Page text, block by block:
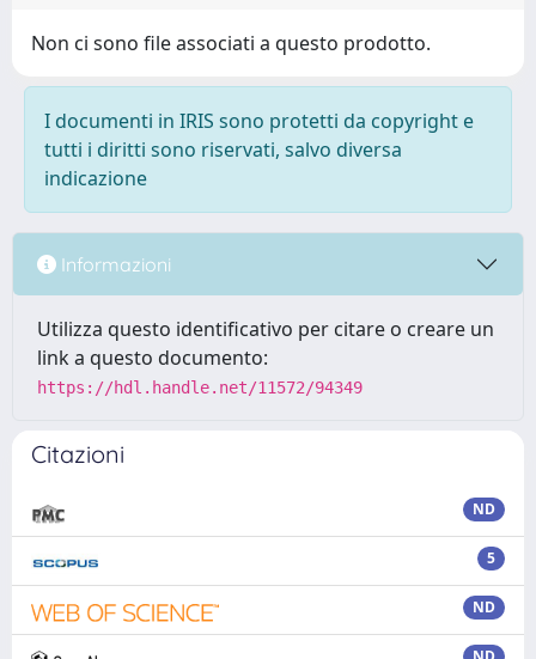
Non ci sono file associati a questo prodotto.
I documenti in IRIS sono protetti da copyright e
tutti i diritti sono riservati, salvo diversa
indicazione
Informazioni
Utilizza questo identificativo per citare o creare un
link a questo documento:
https://hdl.handle.net/11572/94349
Citazioni
ND
5
ND